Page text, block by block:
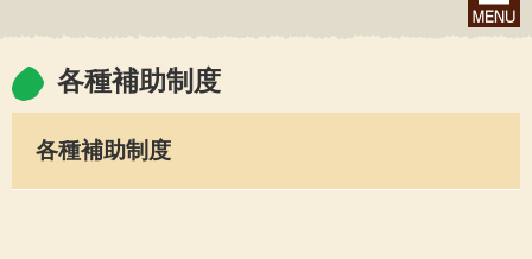
ビ
メ
各種補助制度
各種補助制度